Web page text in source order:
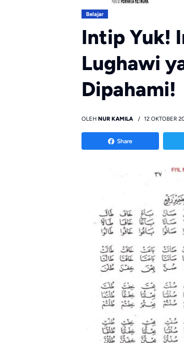
Belajar
Intip Yuk!
Lughawi
Dipahami!
OLEH NUR KAMILA 12 OKTOBER
Share